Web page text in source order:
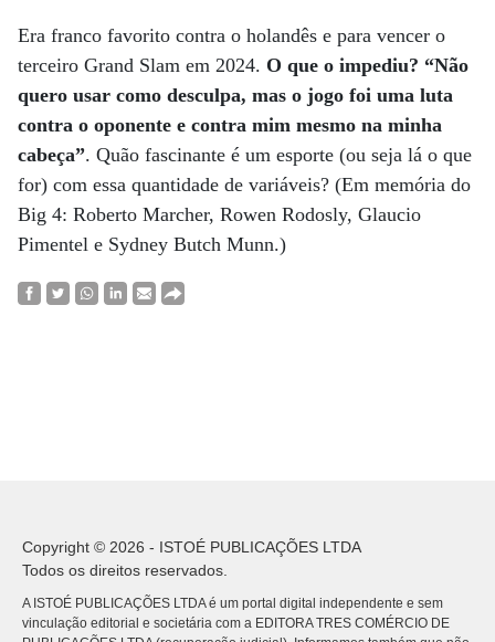
Era franco favorito contra o holandês e para vencer o
terceiro Grand Slam em 2024. O que o impediu? “Não
quero usar como desculpa, mas o jogo foi uma luta
contra o oponente e contra mim mesmo na minha
cabeça”. Quão fascinante é um esporte (ou seja lá o que
for) com essa quantidade de variáveis? (Em memória do
Big 4: Roberto Marcher, Rowen Rodosly, Glaucio
Pimentel e Sydney Butch Munn.)
Copyright © 2026 - ISTOÉ PUBLICAÇÕES LTDA
Todos os direitos reservados.
A ISTOÉ PUBLICAÇÕES LTDA é um portal digital independente e sem
vinculação editorial e societária com a EDITORA TRES COMÉRCIO DE